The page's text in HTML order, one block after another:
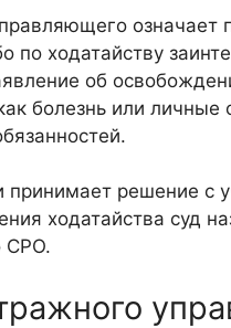
означает
по ходатайству
об
болезнь или личные
принимает решение с
ходатайства суд
СРО.